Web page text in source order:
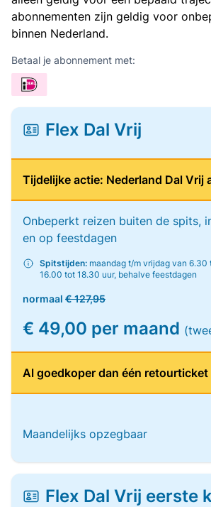
abonnementen zijn geldig voor
binnen Nederland.
Betaal je abonnement met:
Flex Dal Vrij
Tijdelijke actie: Nederland Dal Vrij
Onbeperkt reizen buiten de spits,
en op feestdagen
Spitstijden: maandag t/m vrijdag van 6.30
16.00 tot 18.30 uur, behalve feestdagen
normaal € 127,95
€ 49,00 per maand
Al goedkoper dan één retourticket
Maandelijks opzegbaar
Flex Dal Vrij eerste